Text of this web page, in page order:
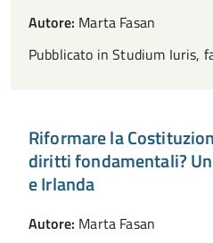
Autore: Marta Fasan
Pubblicato in Studium Iuris,
Riformare la
diritti fondamentali?
e Irlanda
Autore: Marta Fasan